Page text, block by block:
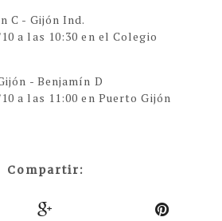
C - Gijón Ind.
a las 10:30 en el Colegio
- Benjamín D
a las 11:00 en Puerto Gijón
Compartir: